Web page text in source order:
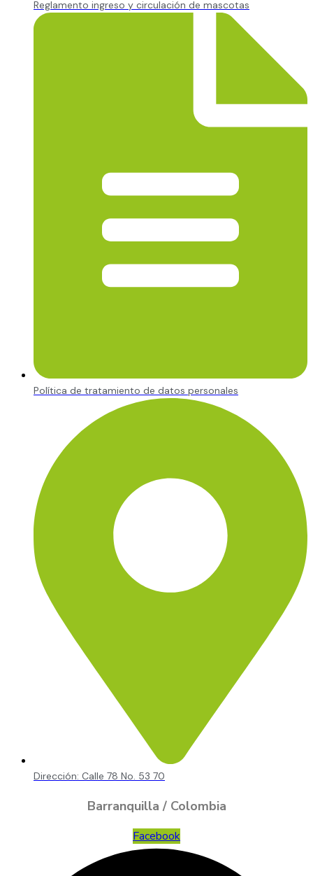
Reglamento ingreso y circulación de mascotas
Política de tratamiento de datos personales
Dirección: Calle 78 No. 53 70
Barranquilla / Colombia
Facebook